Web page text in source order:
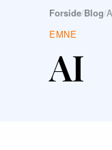
Forside/Blog/
EMNE
AI